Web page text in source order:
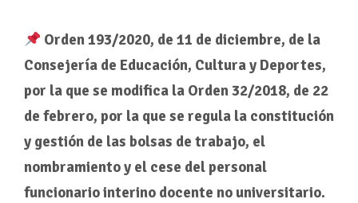
Orden 193/2020, de 11 de diciembre, de la
Consejería de Educación, Cultura y Deportes,
por la que se modifica la Orden 32/2018, de 22
de febrero, por la que se regula la constitución
y gestión de las bolsas de trabajo, el
nombramiento y el cese del personal
funcionario interino docente no universitario.